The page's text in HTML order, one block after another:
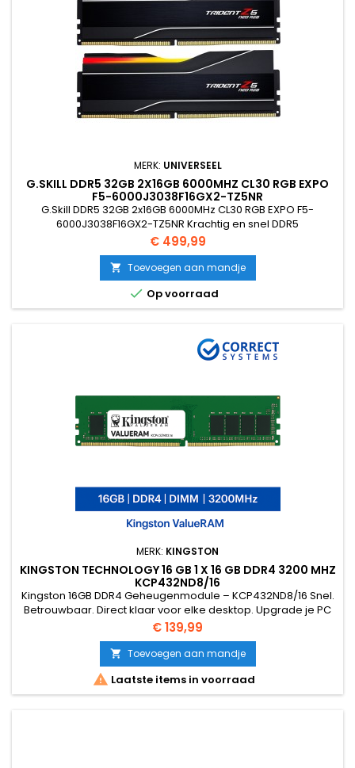
MERK: UNIVERSEEL
G.SKILL DDR5 32GB 2X16GB 6000MHZ CL30 RGB EXPO
F5-6000J3038F16GX2-TZ5NR
G.Skill DDR5 32GB 2x16GB 6000MHz CL30 RGB EXPO F5-
6000J3038F16GX2-TZ5NR Krachtig en snel DDR5
werkgeheugen van G.Skill, ideaal voor high-end gaming pc’s
en moderne systemen met AMD EXPO ondersteuning. Deze
32GB kit (2x16GB) levert uitstekende prestaties en stabiliteit,
perfect voor multitasking, gaming en zware toepassingen.
Deze G.Skill DDR5 geheugenkit...
Prijs
€ 499,99
 Toevoegen aan mandje
 Op voorraad
MERK: KINGSTON
KINGSTON TECHNOLOGY 16 GB 1 X 16 GB DDR4 3200 MHZ
KCP432ND8/16
Kingston 16GB DDR4 Geheugenmodule – KCP432ND8/16 Snel.
Betrouwbaar. Direct klaar voor elke desktop. Upgrade je PC
met deze hoogwaardige 16GB DDR4 3200MHz DIMM-module
van Kingston Technology.Perfect voor gaming, werkstations,
kantoor-PC’s en systemen die extra geheugenpower nodig
hebben. ✅ Specificaties Capaciteit: 16 GB Configuratie: 1 × 16
GB Type:...
Prijs
€ 139,99
 Toevoegen aan mandje
 Laatste items in voorraad